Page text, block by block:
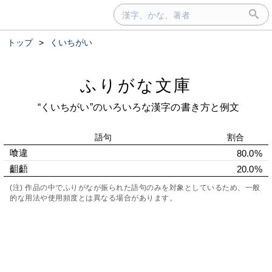
トップ > くいちがい
ふりがな文庫
“くいちがい”のいろいろな漢字の書き方と例文
語句 割合
喰違
80.0%
齟齬
20.0%
(注) 作品の中でふりがなが振られた語句のみを対象としているため、一般
的な用法や使用頻度とは異なる場合があります。